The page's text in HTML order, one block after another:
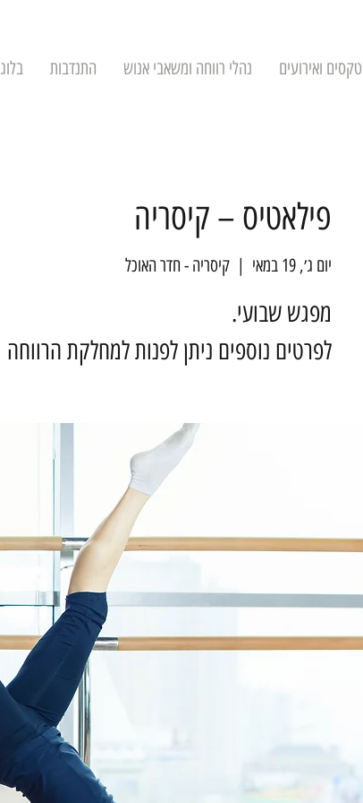
טקסים ואירועים נהלי רווחה ומשאבי אנוש התנדבות בלוג
פילאטיס – קיסריה
יום ג׳, 19 במאי
  |
קיסריה - חדר האוכל
לפרטים נוספים ניתן לפנות למחלקת הרווחה